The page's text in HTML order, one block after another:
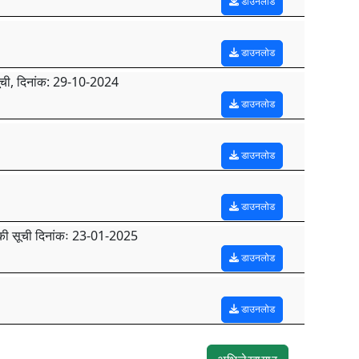
डाउनलोड
दिनांक: 29-10-2024
डाउनलोड
डाउनलोड
डाउनलोड
सूची दिनांकः 23-01-2025
डाउनलोड
डाउनलोड